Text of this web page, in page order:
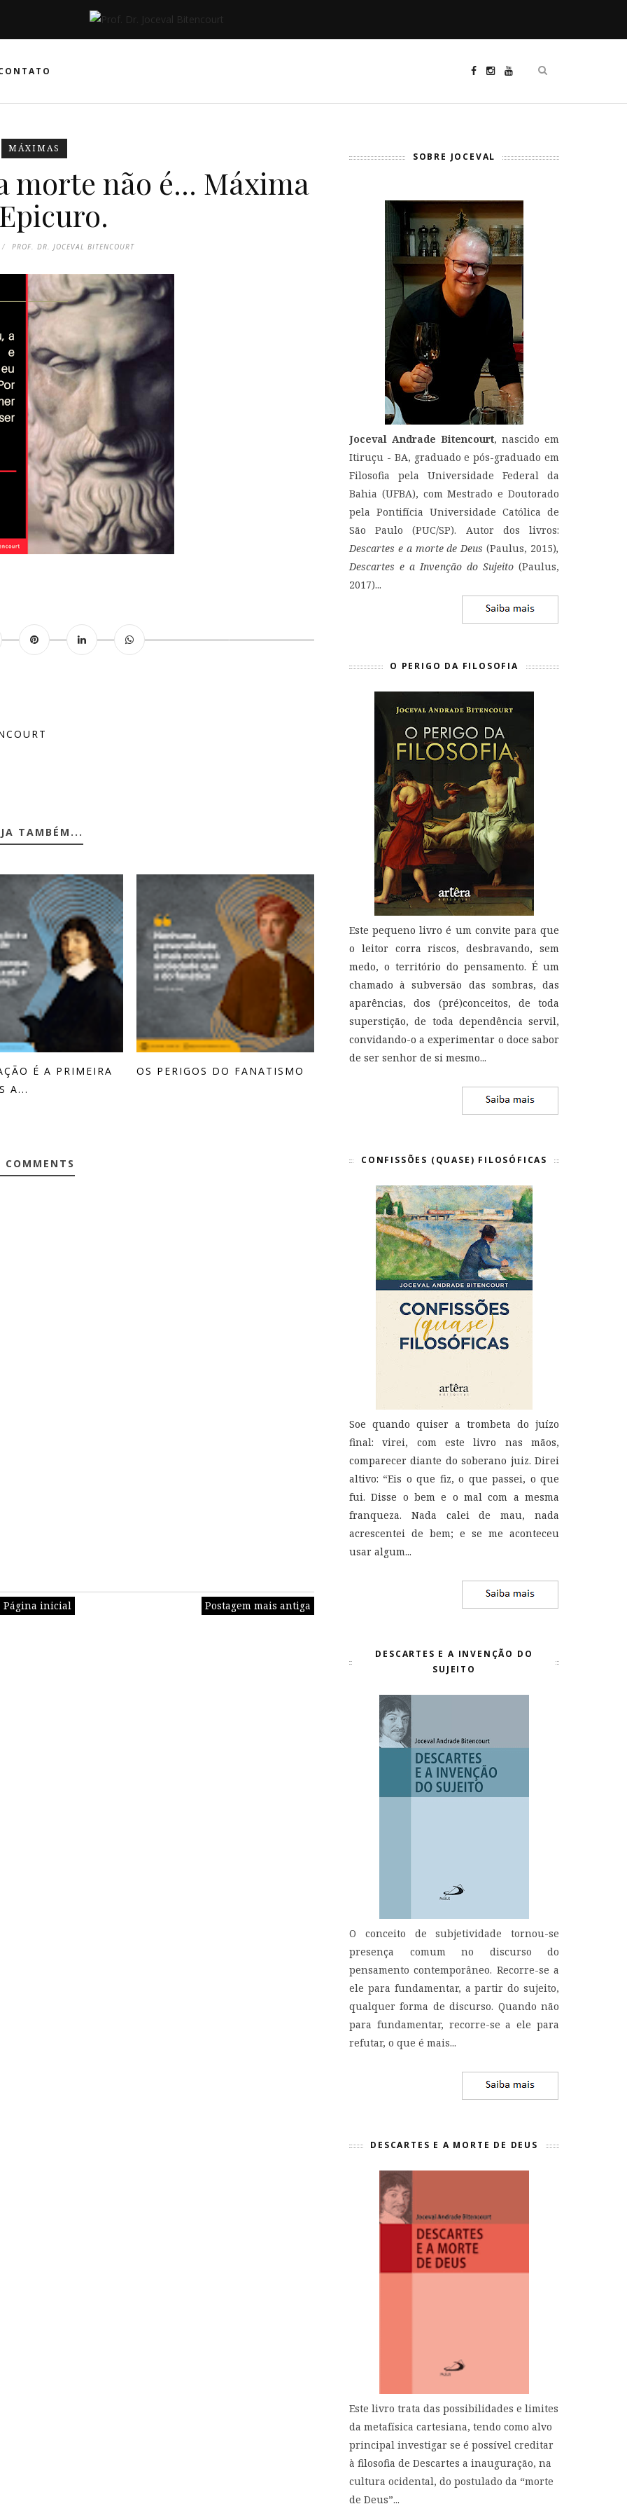
MÁXIMAS
morte não é... Máxima
PROF. DR. JOCEVAL BITENCOURT
TAMBÉM...
É A PRIMEIRA
A...
OS PERIGOS DO FANATISMO
COMMENTS
Postagem mais antiga
Página inicial
SOBRE JOCEVAL
Joceval Andrade Bitencourt, nascido em
Itiruçu - BA, graduado e pós-graduado em
Filosofia pela Universidade Federal da
Bahia (UFBA), com Mestrado e Doutorado
pela Pontifícia Universidade Católica de
São Paulo (PUC/SP). Autor dos livros:
Descartes e a morte de Deus(Paulus, 2015),
Descartes e a Invenção do Sujeito (Paulus,
2017)...
O PERIGO DA FILOSOFIA
Este pequeno livro é um convite para que
o leitor corra riscos, desbravando, sem
medo, o território do pensamento. É um
chamado à subversão das sombras, das
aparências, dos (pré)conceitos, de toda
superstição, de toda dependência servil,
convidando-o a experimentar o doce sabor
de ser senhor de si mesmo...
CONFISSÕES (QUASE) FILOSÓFICAS
Soe quando quiser a trombeta do juízo
final: virei, com este livro nas mãos,
comparecer diante do soberano juiz. Direi
altivo: “Eis o que fiz, o que passei, o que
fui. Disse o bem e o mal com a mesma
franqueza. Nada calei de mau, nada
acrescentei de bem; e se me aconteceu
usar algum...
DESCARTES E A INVENÇÃO DO
SUJEITO
O conceito de subjetividade tornou-se
presença comum no discurso do
pensamento contemporâneo. Recorre-se a
ele para fundamentar, a partir do sujeito,
qualquer forma de discurso. Quando não
para fundamentar, recorre-se a ele para
refutar, o que é mais...
DESCARTES E A MORTE DE DEUS
Este livro trata das possibilidades e limites
da metafísica cartesiana, tendo como alvo
principal investigar se é possível creditar
à filosofia de Descartes a inauguração, na
cultura ocidental, do postulado da “morte
de Deus”...